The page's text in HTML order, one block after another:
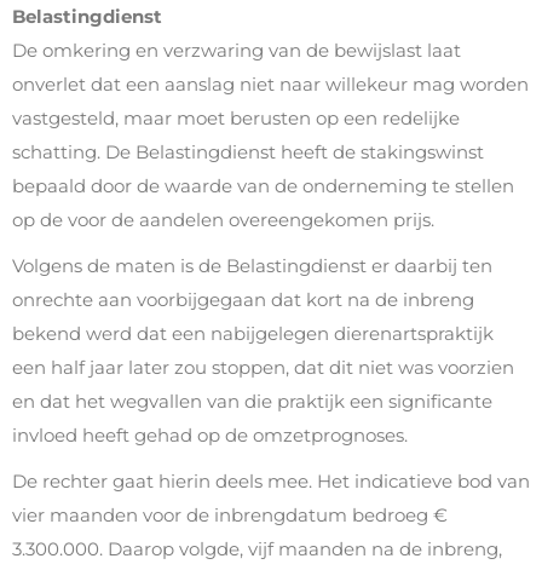
Belastingdienst
De omkering en verzwaring van de bewijslast laat
onverlet dat een aanslag niet naar willekeur mag worden
vastgesteld, maar moet berusten op een redelijke
schatting. De Belastingdienst heeft de stakingswinst
bepaald door de waarde van de onderneming te stellen
op de voor de aandelen overeengekomen prijs.
Volgens de maten is de Belastingdienst er daarbij ten
onrechte aan voorbijgegaan dat kort na de inbreng
bekend werd dat een nabijgelegen dierenartspraktijk
een half jaar later zou stoppen, dat dit niet was voorzien
en dat het wegvallen van die praktijk een significante
invloed heeft gehad op de omzetprognoses.
De rechter gaat hierin deels mee. Het indicatieve bod van
vier maanden voor de inbrengdatum bedroeg €
3.300.000. Daarop volgde, vijf maanden na de inbreng,